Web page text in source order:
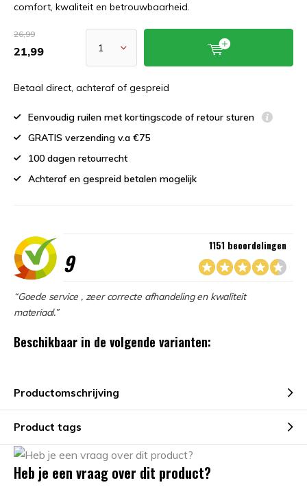
comfort, kwaliteit en betrouwbaarheid.
26,99
21,99
Betaal direct, achteraf of gespreid
Eenvoudig ruilen met kortingscode of retour sturen
GRATIS verzending v.a €75
100 dagen retourrecht
Achteraf en gespreid betalen mogelijk
9
1151 beoordelingen
“Goede service , zeer correcte afhandeling en kwaliteit
materiaal.”
Beschikbaar in de volgende varianten:
Productomschrijving
Product tags
Heb je een vraag over dit product?